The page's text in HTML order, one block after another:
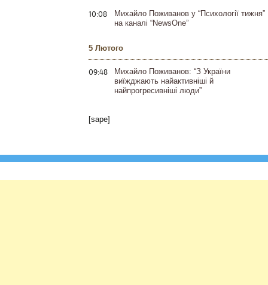
10:08
Михайло Поживанов у “Психології тижня”
на каналі “NewsOne”
5 Лютого
09:48
Михайло Поживанов: “З України
виїжджають найактивніші й
найпрогресивніші люди”
[sape]